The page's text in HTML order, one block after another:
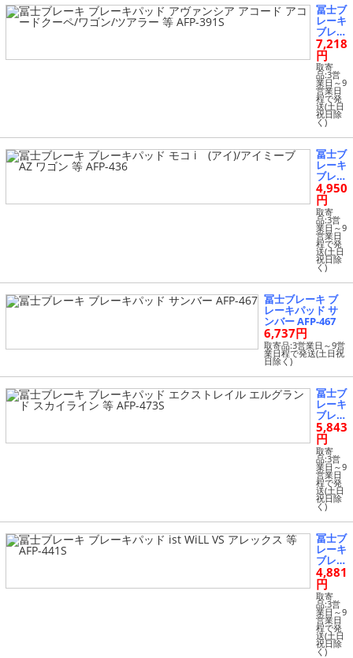
冨士ブ
レーキ
ブレー
キパッ
ド ア
ヴァン
シア
アコー
ド ア
コード
クー
ペ/ワ
ゴン/
ツアラ
ー 等
AFP-3
91S
7,218
円
取寄
品:3営
業日～9
営業日
程で発
送(土日
祝日除
く)
冨士ブ
レーキ
ブレー
キパッ
ド モ
コ i
(アイ)/
アイミ
ーブ A
Z ワゴ
ン 等
AFP-4
36
4,950
円
取寄
品:3営
業日～9
営業日
程で発
送(土日
祝日除
く)
冨士ブレーキ ブ
レーキパッド サ
ンバー AFP-467
6,737円
取寄品:3営業日～9営
業日程で発送(土日祝
日除く)
冨士ブ
レーキ
ブレー
キパッ
ド エ
クスト
レイル
エルグ
ランド
スカイ
ライン
等 AFP
-473S
5,843
円
取寄
品:3営
業日～9
営業日
程で発
送(土日
祝日除
く)
冨士ブ
レーキ
ブレー
キパッ
ド ist
WiLL
VS ア
レック
ス 等
AFP-4
41S
4,881
円
取寄
品:3営
業日～9
営業日
程で発
送(土日
祝日除
く)